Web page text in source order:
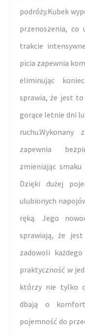
podróży.Kubek
przenoszenia,
trakcie
picia zapewnia
eliminując
sprawia, że jest
gorące letnie dni
zapewnia
zmieniając
Dzięki dużej
ulubionych
ręką. Jego
sprawiają, że
zadowoli
praktyczność w
którzy nie tylko
dbają o
pojemność do